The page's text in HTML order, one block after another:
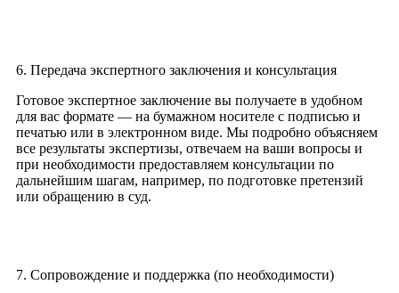
6. Передача экспертного заключения и консультация
Готовое экспертное заключение вы получаете в удобном
для вас формате — на бумажном носителе с подписью и
печатью или в электронном виде. Мы подробно объясняем
все результаты экспертизы, отвечаем на ваши вопросы и
при необходимости предоставляем консультации по
дальнейшим шагам, например, по подготовке претензий
или обращению в суд.
7. Сопровождение и поддержка (по необходимости)